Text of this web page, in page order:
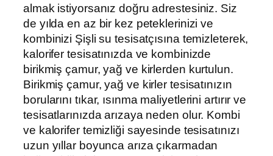
almak istiyorsanız doğru adrestesiniz. Siz
de yılda en az bir kez peteklerinizi ve
kombinizi Şişli su tesisatçısına temizleterek,
kalorifer tesisatınızda ve kombinizde
birikmiş çamur, yağ ve kirlerden kurtulun.
Birikmiş çamur, yağ ve kirler tesisatınızın
borularını tıkar, ısınma maliyetlerini artırır ve
tesisatlarınızda arızaya neden olur. Kombi
ve kalorifer temizliği sayesinde tesisatınızı
uzun yıllar boyunca arıza çıkarmadan